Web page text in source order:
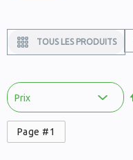
TOUS LES PRODUITS
Page #1